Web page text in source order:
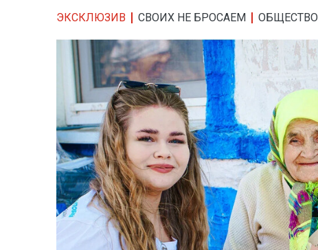
ЭКСКЛЮЗИВ СВОИХ НЕ БРОСАЕМ ОБЩЕСТВО